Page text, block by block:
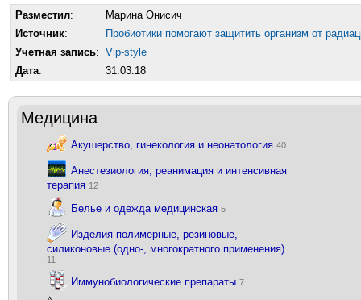
Разместил:
Марина Онисич
Источник:
Пробиотики помогают защитить организм от
Учетная запись: Vip-style
Дата: 31.03.18
Медицина
Акушерство, гинекология и неонатология 40
Анестезиология, реанимация и интенсивная
терапия 12
Белье и одежда медицинская 5
Изделия полимерные, резиновые,
силиконовые (одно-, многократного применения)
11
Иммунобиологические препараты 7